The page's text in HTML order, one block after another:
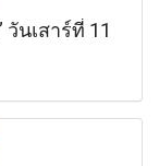
นเสาร์ที่ 11